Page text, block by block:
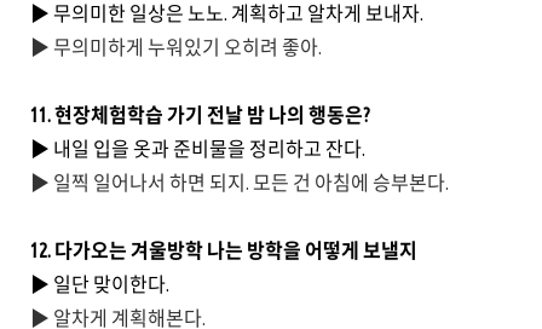
▶ 무의미한 일상은 노노. 계획하고 알차게 보내자.
▶ 무의미하게 누워있기 오히려 좋아.
11. 현장체험학습 가기 전날 밤 나의 행동은?
▶ 내일 입을 옷과 준비물을 정리하고 잔다.
▶ 일찍 일어나서 하면 되지. 모든 건 아침에 승부본다.
12. 다가오는 겨울방학 나는 방학을 어떻게 보낼지
▶ 일단 맞이한다.
▶ 알차게 계획해본다.